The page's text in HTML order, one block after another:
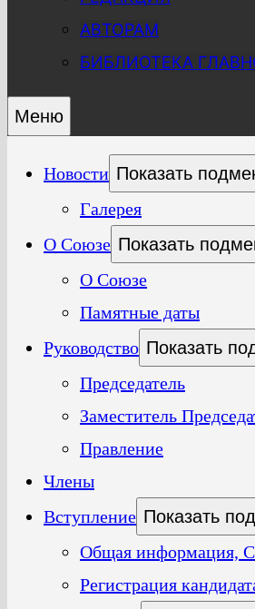
АВТОРАМ
БИБЛИОТЕКА
Меню
Новости Показать
Галерея
О Союзе Показать
О Союзе
Памятные даты
Руководство Показать
Председатель
Заместитель
Правление
Члены
Вступление Показать
Общая информация,
Регистрация